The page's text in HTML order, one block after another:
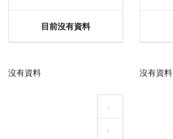
目前沒有資料
沒有資料
‹
›
沒有資料